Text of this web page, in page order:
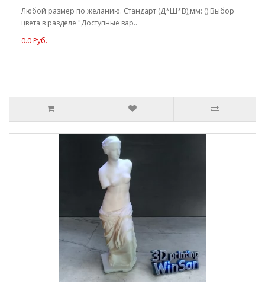
Любой размер по желанию. Стандарт (Д*Ш*В),мм: () Выбор
цвета в разделе "Доступные вар..
0.0 Руб.